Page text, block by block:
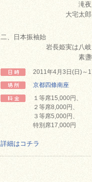
滝夜叉姫 坂
大宅太郎光圀
二、日本振袖始
岩長姫実は八岐大
素盞鳴尊
2011年4月3日(日)～
京都四條南座
１等席15,000円、
２等席8,000円、
３等席5,000円、
特別席17,000円
詳細はコチラ